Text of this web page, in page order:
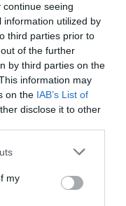
seeing
information utilized by
third parties prior to
of the further
by third parties on the
information may
on the IAB’s List of
disclose it to other
my
murcianos
sobre el uso
benzodiacepinas
Redacción
comunitaria. Uso
Programa de
Yonomebenzo Molina de
en el Salón de